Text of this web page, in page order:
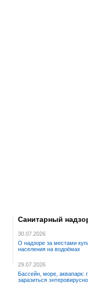
Санитарный
30.07.2026
О надзоре за местами
населения на водоёмах
29.07.2026
Бассейн, море, аквапарк:
заразиться